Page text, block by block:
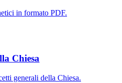
in formato PDF.
Chiesa
generali della Chiesa.